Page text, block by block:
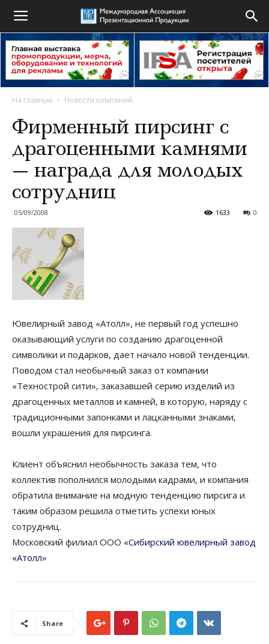
На главную Новости компаний
Фирменный пирсинг с
драгоценными камнями
— награда для молодых
сотрудниц
05/09/2008 0
1633
Ювелирный завод «Атолл», не первый год успешно
оказывающий услуги по созданию драгоценной
символики и подарков, дает начало новой тенденции.
Поводом стал необычный заказ от компании
«Технострой сити», заказавшей серию изделий из
драгоценных металлов и камней, в которую, наряду с
традиционными запонками и лацканными знаками,
вошли украшения для пирсинга.
Клиент объяснил необычность заказа тем, что
коллектив пополнился молодыми кадрами, и компания
обратила внимание на модную тенденцию пирсига и
таким образом решила отметить успехи юных
сотрудниц.
Московский филиал ООО «Сибирский ювелирный завод
«Атолл»
Share